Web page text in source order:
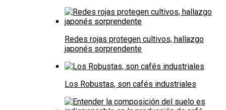
Redes rojas protegen cultivos, hallazgo
japonés sorprendente
Los Robustas, son cafés industriales